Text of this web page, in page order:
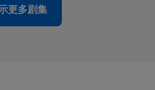
更多剧集